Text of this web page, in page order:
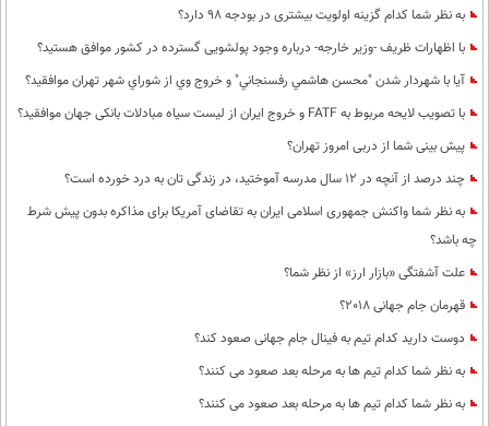
به نظر شما كدام گزینه اولویت بیشتری در بودجه 98 دارد؟
با اظهارات ظریف -وزیر خارجه- درباره وجود پولشویی گسترده در کشور موافق هستید؟
آيا با شهردار شدن "محسن هاشمي رفسنجاني" و خروج وي از شوراي شهر تهران موافقيد؟
با تصویب لایحه مربوط به FATF و خروج ایران از لیست سیاه مبادلات بانکی جهان موافقید؟
پیش بینی شما از دربی امروز تهران؟
چند درصد از آنچه در 12 سال مدرسه آموختید، در زندگی تان به درد خورده است؟
به نظر شما واکنش جمهوری اسلامی ایران به تقاضای آمریکا برای مذاکره بدون پیش شرط
چه باشد؟
علت آشفتگی «بازار ارز» از نظر شما؟
قهرمان جام جهانی 2018؟
دوست دارید کدام تیم به فینال جام جهانی صعود کند؟
به نظر شما کدام تیم ها به مرحله بعد صعود می کنند؟
به نظر شما کدام تیم ها به مرحله بعد صعود می کنند؟